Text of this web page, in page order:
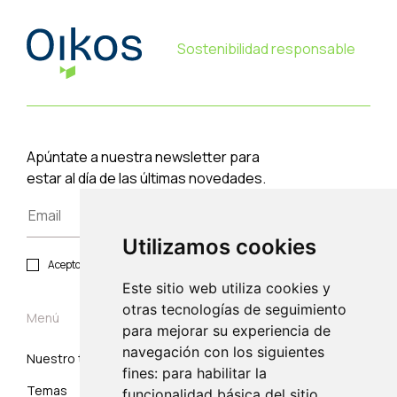
Utilizamos cookies
Este sitio web utiliza cookies y
otras tecnologías de seguimiento
para mejorar su experiencia de
navegación con los siguientes
fines: para habilitar la
Sostenibilidad responsable
Apúntate a nuestra newsletter para
estar al día de las últimas novedades.
Acepto política de privacidad y protección de datos.
Menú
Nuestro trabajo
Temas
Suscribirse
Correo electrónico